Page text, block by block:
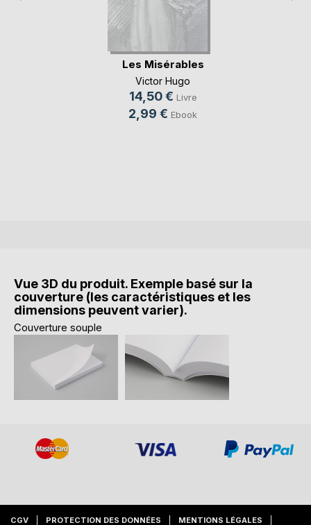
Les Misérables
Victor Hugo
14,50 € Livre
2,99 € Ebook
Vue 3D du produit. Exemple basé sur la
couverture (les caractéristiques et les
dimensions peuvent varier).
Couverture souple
CGV PROTECTION DES DONNÉES MENTIONS LÉGALES